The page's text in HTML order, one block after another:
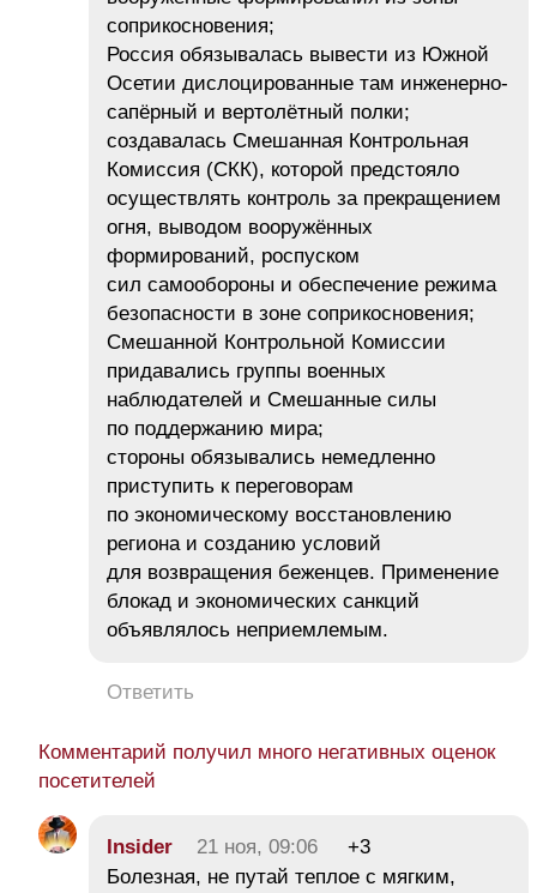
соприкосновения;
Россия обязывалась вывести из Южной
Осетии дислоцированные там инженерно-
сапёрный и вертолётный полки;
создавалась Смешанная Контрольная
Комиссия (СКК), которой предстояло
осуществлять контроль за прекращением
огня, выводом вооружённых
формирований, роспуском
сил самообороны и обеспечение режима
безопасности в зоне соприкосновения;
Смешанной Контрольной Комиссии
придавались группы военных
наблюдателей и Смешанные силы
по поддержанию мира;
стороны обязывались немедленно
приступить к переговорам
по экономическому восстановлению
региона и созданию условий
для возвращения беженцев. Применение
блокад и экономических санкций
объявлялось неприемлемым.
Ответить
Комментарий получил много негативных оценок
посетителей
Insider 21 ноя, 09:06
+3
Болезная, не путай теплое с мягким,